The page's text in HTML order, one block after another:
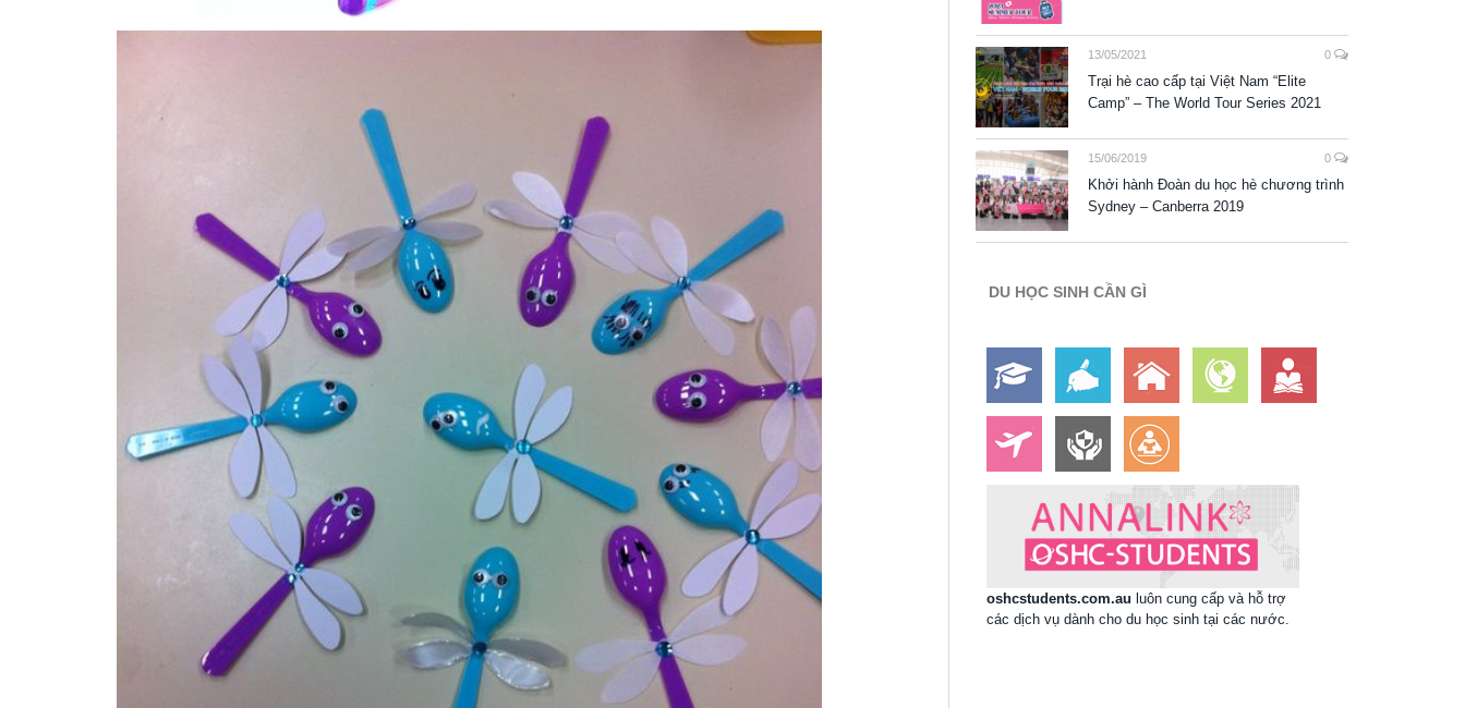
13/05/2021 0
Trại hè cao cấp tại Việt Nam “Elite
Camp” – The World Tour Series 2021
15/06/2019 0
Khởi hành Đoàn du học hè chương trình
Sydney – Canberra 2019
DU HỌC SINH CẦN GÌ
oshcstudents.com.au luôn cung cấp và hỗ trợ
các dịch vụ dành cho du học sinh tại các nước.